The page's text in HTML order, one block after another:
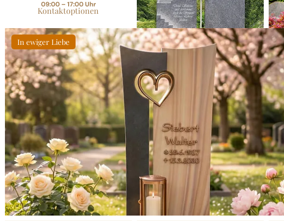
In ewiger Liebe
Herz
Modern & zeitlos
Liegeplatten
09:00 – 17:00 Uhr
Kontaktoptionen
bis 31.08.26 statt7.900,00 €
Ihr Komplettpreis6.912,50 €*